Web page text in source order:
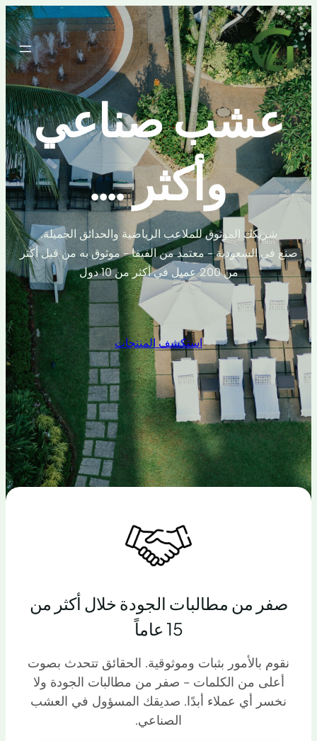
تخطى
إلى
المحتوى
عشب صناعي
وأكثر ....
شريكك الموثوق للملاعب الرياضية والحدائق الجميلة.
صنع في السعودية - معتمد من الفيفا - موثوق به من قبل أكثر
من 200 عميل في أكثر من 10 دول
استكشف المنتجات
صفر من مطالبات الجودة خلال أكثر من
15 عاماً
نقوم بالأمور بثبات وموثوقية. الحقائق تتحدث بصوت
أعلى من الكلمات - صفر من مطالبات الجودة ولا
نخسر أي عملاء أبدًا. صديقك المسؤول في العشب
الصناعي.